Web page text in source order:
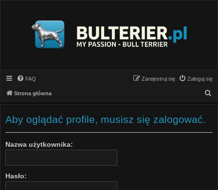
FAQ Zaloguj się
Zarejestruj się
Strona główna
z
Aby oglądać profile, musisz się zalogować.
Nazwa użytkownika:
Hasło: